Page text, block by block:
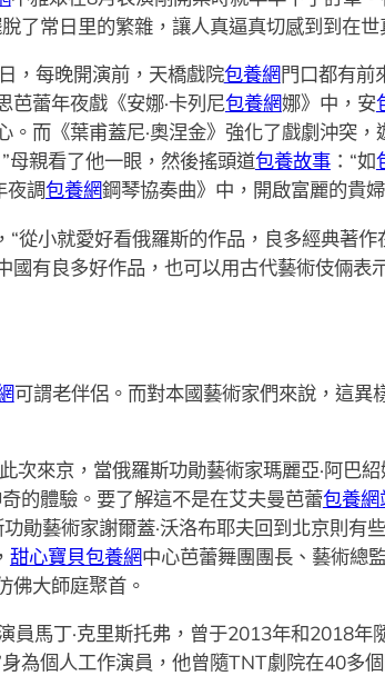
了常日里的繁雜，讓人真逼真切感到到在世
，每晚開演前，天橋戲院包養網門口都有前
蕾年夜戲《安娜·卡列尼包養網娜》中，安
。而《葉甫蓋尼·奧涅金》強化了戲劇沖突，
母親看了他一眼，然後搖頭道包養故事：“如
夜調包養網鋼琴協奏曲》中，開啟富麗的貴
從小就愛好看俄羅斯的作品，良多經典著作
國有良多好作品，也可以用古代藝術伎倆表
可謂老伴侶。而對本國藝術家們來說，這異
次來京，當俄羅斯功勛藝術家瑪麗亞·阿巴
的體驗。要了解這不是在艾夫曼芭蕾包養網
藝術家謝爾蓋·沃洛布耶夫回到北京則有
甜心寶貝包養網中心芭蕾舞團團長、藝術總
佛大師庭聚首。
員馬丁·克里斯托弗，曾于2013年和2018年
為個人工作演員，他曾隨TNT劇院在40多